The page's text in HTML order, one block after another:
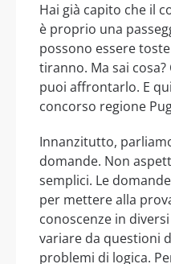
Hai già capito che il
è proprio una
possono essere
tiranno. Ma sai
puoi affrontarlo. E
concorso regione
Innanzitutto,
domande. Non
semplici. Le
per mettere alla
conoscenze in
variare da questioni
problemi di logica.